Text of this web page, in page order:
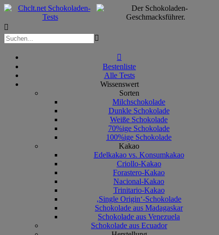



Bestenliste
Alle Tests
Wissenswert
Sorten
Milchschokolade
Dunkle Schokolade
Weiße Schokolade
70%ige Schokolade
100%ige Schokolade
Kakao
Edelkakao vs. Konsumkakao
Criollo-Kakao
Forastero-Kakao
Nacional-Kakao
Trinitario-Kakao
‚Single Origin‘-Schokolade
Schokolade aus Madagaskar
Schokolade aus Venezuela
Schokolade aus Ecuador